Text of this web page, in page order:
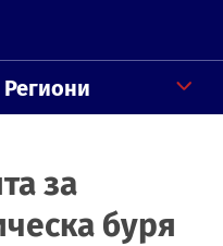
Региони
за
буря